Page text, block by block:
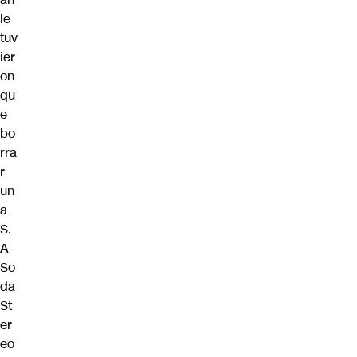
le
tuv
ier
on
qu
e
bo
rra
r
un
a
S.
A
So
da
St
er
eo